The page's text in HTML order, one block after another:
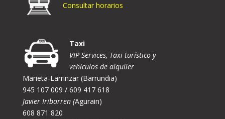
Consultar horarios
Taxi
VIP Services, Taxi turístico y
vehículos de alquiler
Marieta-Larrinzar (Barrundia)
945 107 009 / 609 417 618
Javier Iribarren (Agurain)
608 871 820